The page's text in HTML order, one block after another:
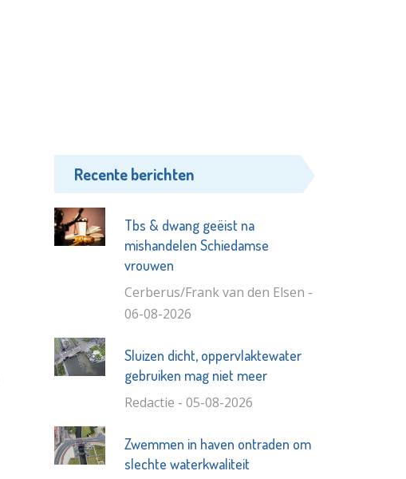
Recente berichten
Tbs & dwang geëist na
mishandelen Schiedamse
vrouwen
Cerberus/Frank van den Elsen -
06-08-2026
Sluizen dicht, oppervlaktewater
gebruiken mag niet meer
Redactie - 05-08-2026
Zwemmen in haven ontraden om
slechte waterkwaliteit